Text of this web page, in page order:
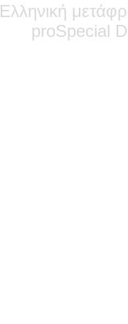
Ελληνική
proSpecial